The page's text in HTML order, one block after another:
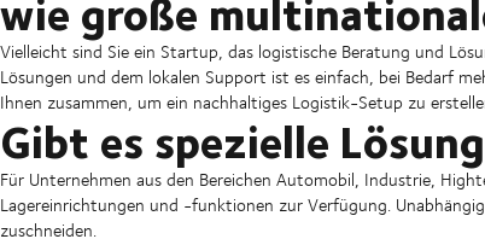
Vielleicht sind Sie ein Startup, das logistische Beratung und
Lösungen und dem lokalen Support ist es einfach, bei Bedarf
Ihnen zusammen, um ein nachhaltiges Logistik-Setup zu
Gibt es spezielle
Für Unternehmen aus den Bereichen Automobil, Industrie,
Lagereinrichtungen und -funktionen zur Verfügung.
zuschneiden.